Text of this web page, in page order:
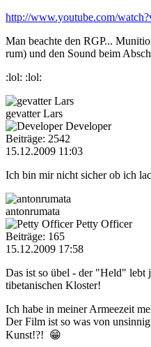
http://www.youtube.com/
Man beachte den RGP...
rum) und den Sound beim
:lol: :lol:
gevatter Lars
Developer
Beiträge: 2542
15.12.2009 11:03
Ich bin mir nicht sicher ob ich
antonrumata
Petty Officer
Beiträge: 165
15.12.2009 17:58
Das ist so übel - der "Held" lebt
tibetanischen Kloster!
Ich habe in meiner Armeezeit
Der Film ist so was von
Kunst!?! 😁